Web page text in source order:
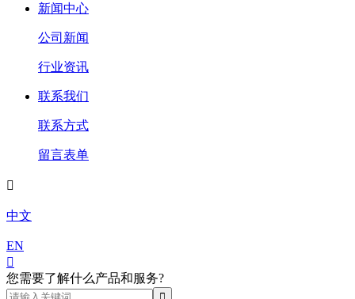
新闻中心
公司新闻
行业资讯
联系我们
联系方式
留言表单

中文
EN

您需要了解什么产品和服务?